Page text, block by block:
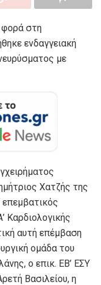
φορά στη
ενδαγγειακή
με
Χατζής της
επεμβατικός
Καρδιολογικής
αυτή επέμβαση
ομάδα του
ο επικ. ΕΒ’ ΕΣΥ
Βασιλείου, η